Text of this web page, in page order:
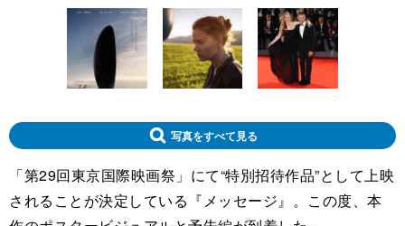
写真をすべて見る
「第29回東京国際映画祭」にて“特別招待作品”として上映
されることが決定している『メッセージ』。この度、本